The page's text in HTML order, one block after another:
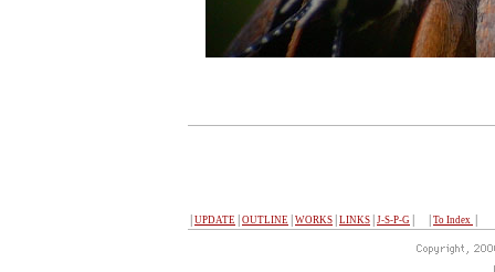
UPDATE OUTLINE WORKS LINKS J-S-P-G To Index